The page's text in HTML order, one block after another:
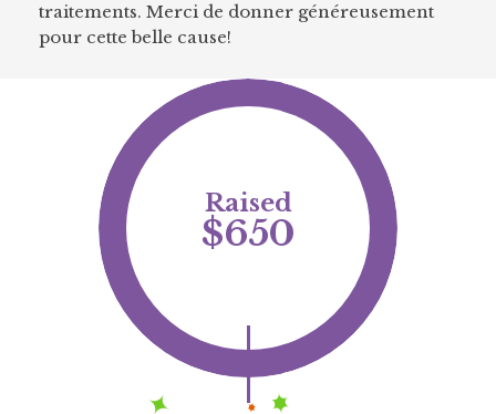
traitements. Merci de donner généreusement
pour cette belle cause!
Raised
$650